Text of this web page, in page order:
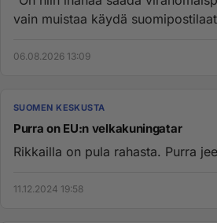
vain muistaa käydä
06.08.2026 13:09
SUOMEN KESKUSTA
Purra on EU:n velkakuningatar
Rikkailla on pula rahasta. Purra
11.12.2024 19:58